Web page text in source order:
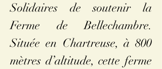
Solidaires de soutenir la
Ferme de Bellechambre.
Située en Chartreuse, à 800
mètres d’altitude, cette ferme